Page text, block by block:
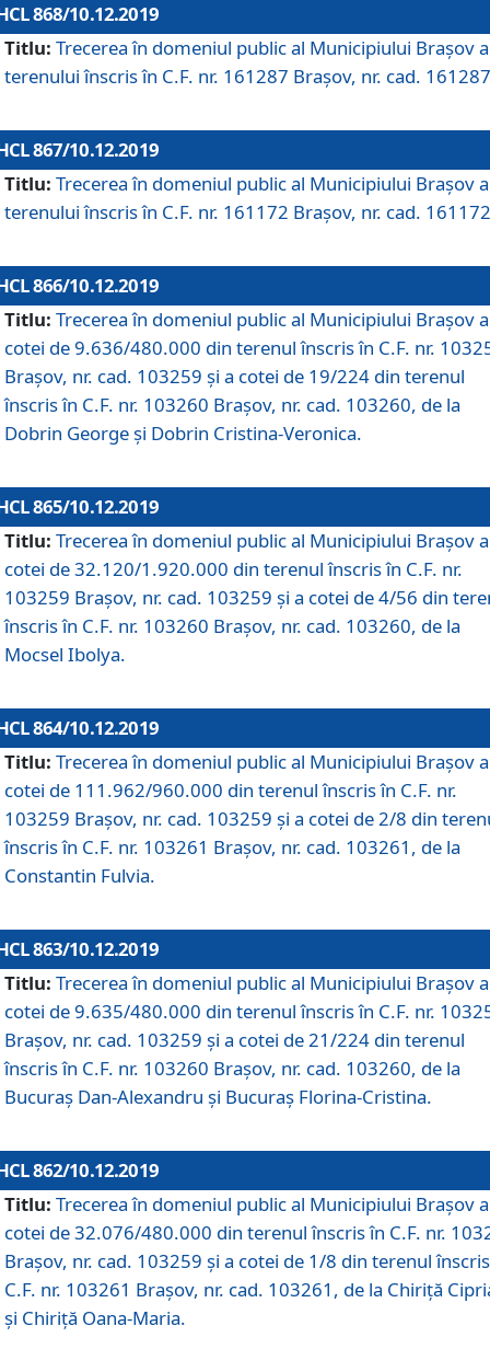
868/10.12.2019
Titlu: Trecerea în domeniul public al Municipiului Braşov a
terenului înscris în C.F. nr. 161287 Brașov, nr. cad.
867/10.12.2019
Titlu: Trecerea în domeniul public al Municipiului Braşov a
terenului înscris în C.F. nr. 161172 Brașov, nr. cad.
866/10.12.2019
Titlu: Trecerea în domeniul public al Municipiului Braşov a
cotei de 9.636/480.000 din terenul înscris în C.F. nr.
Brașov, nr. cad. 103259 și a cotei de 19/224 din terenul
înscris în C.F. nr. 103260 Brașov, nr. cad. 103260, de la
Dobrin George și Dobrin Cristina-Veronica.
865/10.12.2019
Titlu: Trecerea în domeniul public al Municipiului Braşov a
cotei de 32.120/1.920.000 din terenul înscris în C.F. nr.
103259 Brașov, nr. cad. 103259 și a cotei de 4/56 din
înscris în C.F. nr. 103260 Brașov, nr. cad. 103260, de la
Mocsel Ibolya.
864/10.12.2019
Titlu: Trecerea în domeniul public al Municipiului Braşov a
cotei de 111.962/960.000 din terenul înscris în C.F. nr.
103259 Brașov, nr. cad. 103259 și a cotei de 2/8 din
înscris în C.F. nr. 103261 Brașov, nr. cad. 103261, de la
Constantin Fulvia.
863/10.12.2019
Titlu: Trecerea în domeniul public al Municipiului Braşov a
cotei de 9.635/480.000 din terenul înscris în C.F. nr.
Brașov, nr. cad. 103259 și a cotei de 21/224 din terenul
înscris în C.F. nr. 103260 Brașov, nr. cad. 103260, de la
Bucuraș Dan-Alexandru și Bucuraș Florina-Cristina.
862/10.12.2019
Titlu: Trecerea în domeniul public al Municipiului Braşov a
cotei de 32.076/480.000 din terenul înscris în C.F. nr.
Brașov, nr. cad. 103259 și a cotei de 1/8 din terenul
C.F. nr. 103261 Brașov, nr. cad. 103261, de la Chiriță
și Chiriță Oana-Maria.